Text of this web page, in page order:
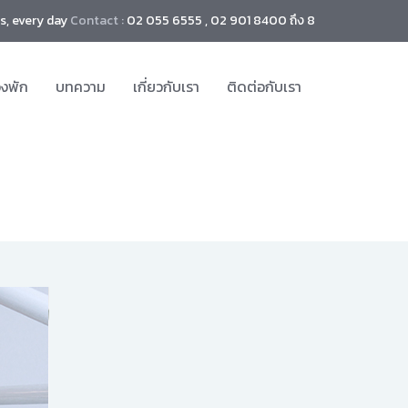
every dayContact :02 055 6555 , 02 901 8400 ถึง 8
พัก บทความ เกี่ยวกับเรา ติดต่อกับเรา